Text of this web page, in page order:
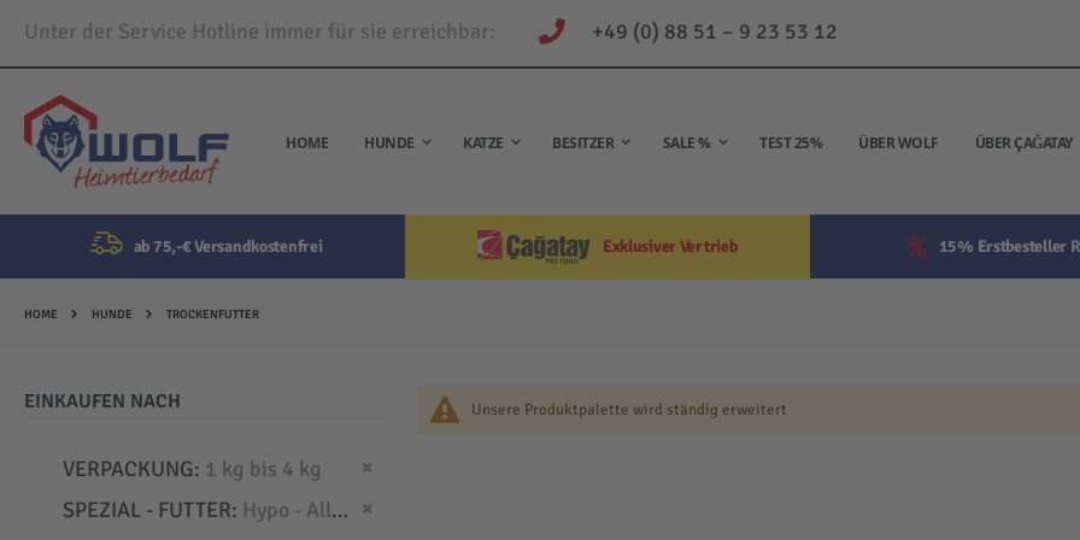
Unter der Service Hotline immer für sie erreichbar: +49 (0) 88 51 – 9 23 53 12
Direkt
zum
Inhalt
HOME HUNDE KATZE BESITZER SALE % TEST 25% ÜBER WOLF ÜBER ÇAĞATAY
ab 75,-€ Versandkostenfrei Exklusiver Vertrieb 15% Erstbesteller
HOME HUNDE TROCKENFUTTER
Unsere Produktpalette wird ständig erweitert
EINKAUFEN NACH
VERPACKUNG 1 kg bis 4 kg
SPEZIAL - FUTTER Hypo - Allergien